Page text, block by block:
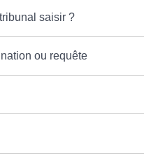
saisir ?
ou requête